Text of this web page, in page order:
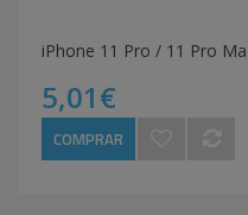
5,01€
COMPRAR